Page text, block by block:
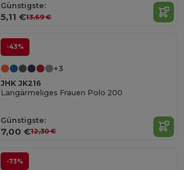
Günstigste:
5,11 €13,69 €
-43%
+3
JHK JK216
Langärmeliges Frauen Polo 200
Günstigste:
7,00 €12,30 €
-73%